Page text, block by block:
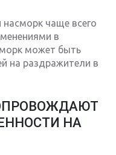
насморк чаще всего
в
может быть
на раздражители в
НА